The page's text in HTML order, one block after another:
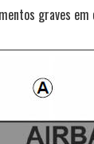
graves em